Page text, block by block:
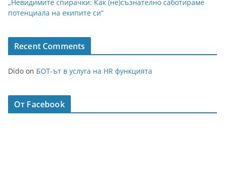
„Невидимите спирачки: Как (не)съзнателно саботираме
потенциала на екипите си“
Recent Comments
Dido on БОТ-ът в услуга на HR функцията
От Facebook